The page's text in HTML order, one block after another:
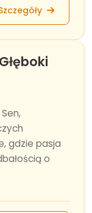
gdzie pasja
o